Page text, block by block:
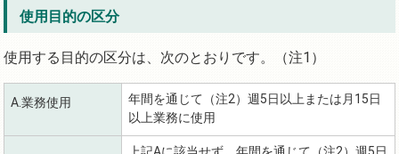
使用目的の区分
使用する目的の区分は、次のとおりです。（注1）
A.業務使用
年間を通じて（注2）週5日以上または月15日
以上業務に使用